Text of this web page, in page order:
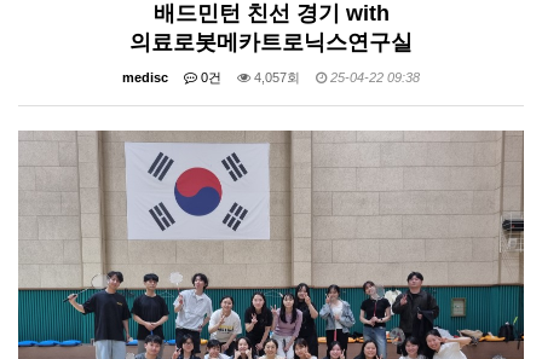
배드민턴 친선 경기 with
의료로봇메카트로닉스연구실
medisc 0건 4,057회 25-04-22 09:38